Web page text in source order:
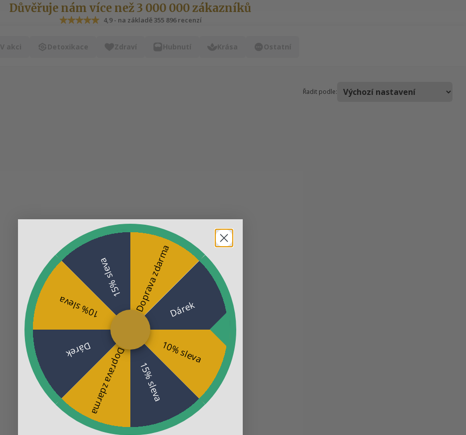
Důvěřuje nám více než 3 000 000 zákazníků
4,9 - na základě 355 896 recenzí
V akci Detoxikace Zdraví Hubnutí Krása Ostatní
Řadit podle:
Doprava zdarmaDárek
10% sleva
15% sleva
Doprava zdarma
Dárek
10% sleva
15% sleva